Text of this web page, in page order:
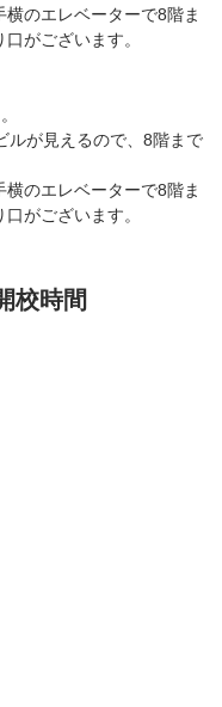
のエレベーターで8階ま
がございます。
が見えるので、8階まで
のエレベーターで8階ま
がございます。
校時間